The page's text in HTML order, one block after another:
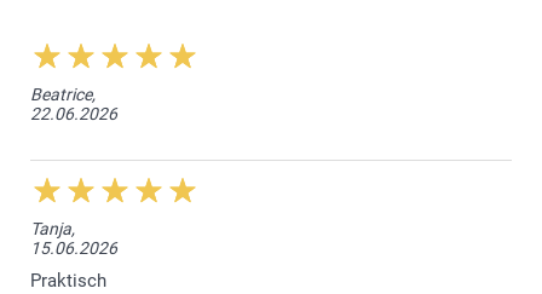
Beatrice,
22.06.2026
Tanja,
15.06.2026
Praktisch